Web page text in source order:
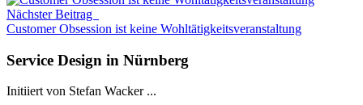
Nächster Beitrag
Customer Obsession ist keine Wohltätigkeitsveranstaltung
Service Design in Nürnberg
Initiiert von Stefan Wacker ...